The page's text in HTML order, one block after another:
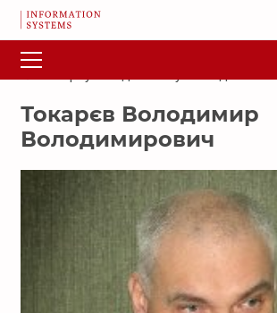
Токарєв Володимир
Володимирович